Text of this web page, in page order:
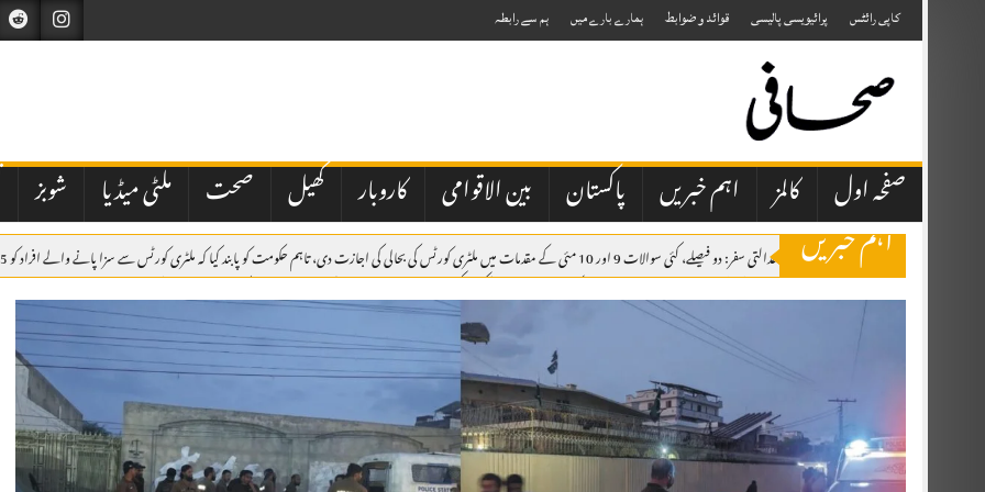
to
content
کاپی رائٹس پرائیویسی پالیسی قوائد و ضوابط ہمارے بارے میں ہم سے رابطہ
صفحہ اول کالمز اہم خبریں پاکستان بین الاقوامی کاروبار کھیل صحت ملٹی میڈیا شوبز
اہم خبریں
جسٹس مسرت ہلالی کا عدالتی سفر: دو فیصلے، کئی سوالات 9 اور 10 مئی کے مقدمات میں ملٹری کورٹس کی بحالی کی اجازت دی، تاہم حکومت کو پابند کیا کہ ملٹری کورٹس سے سزا پانے والے افراد کو 45 دن کے اندر ہائی کورٹ میں آزادانہ اپیل کا حق دیا جائے۔
راجہ فاروق حیدر کی چناری، چکوٹھی آمد، شاندار استقبال، اظہارِ تشکر ریلی الیکشن کمیشن نے شاہد خاقان عباسی کی جماعت عوام پاکستان کو ڈی لسٹ کردیا مکہ مشترکہ دفاعی
پیٹرول اور ڈیزل کی قیمتوں میں کمی کا فیصلہ، نوٹیفکیشن جاری